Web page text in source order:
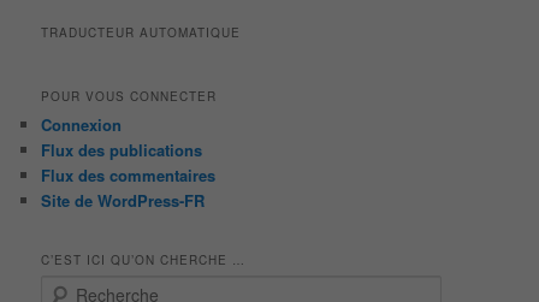
TRADUCTEUR AUTOMATIQUE
POUR VOUS CONNECTER
Connexion
Flux des publications
Flux des commentaires
Site de WordPress-FR
C’EST ICI QU’ON CHERCHE …